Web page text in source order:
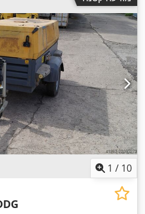
1 / 10